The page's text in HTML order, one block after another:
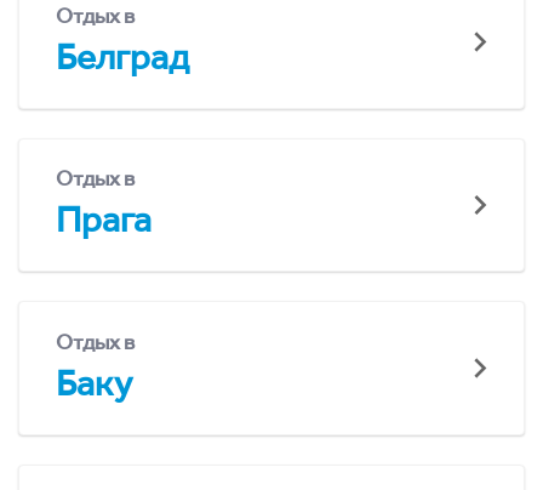
Отдых в
Белград
Отдых в
Прага
Отдых в
Баку